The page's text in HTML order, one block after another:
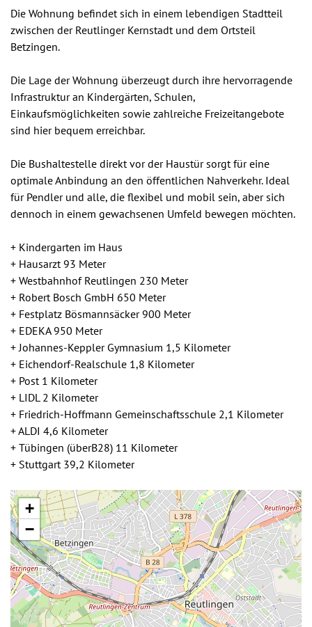
Die Wohnung befindet sich in einem lebendigen Stadtteil
zwischen der Reutlinger Kernstadt und dem Ortsteil
Betzingen.
Die Lage der Wohnung überzeugt durch ihre hervorragende
Infrastruktur an Kindergärten, Schulen,
Einkaufsmöglichkeiten sowie zahlreiche Freizeitangebote
sind hier bequem erreichbar.
Die Bushaltestelle direkt vor der Haustür sorgt für eine
optimale Anbindung an den öffentlichen Nahverkehr. Ideal
für Pendler und alle, die flexibel und mobil sein, aber sich
dennoch in einem gewachsenen Umfeld bewegen möchten.
+ Kindergarten im Haus
+ Hausarzt 93 Meter
+ Westbahnhof Reutlingen 230 Meter
+ Robert Bosch GmbH 650 Meter
+ Festplatz Bösmannsäcker 900 Meter
+ EDEKA 950 Meter
+ Johannes-Keppler Gymnasium 1,5 Kilometer
+ Eichendorf-Realschule 1,8 Kilometer
+ Post 1 Kilometer
+ LIDL 2 Kilometer
+ Friedrich-Hoffmann Gemeinschaftsschule 2,1 Kilometer
+ ALDI 4,6 Kilometer
+ Tübingen (überB28) 11 Kilometer
+ Stuttgart 39,2 Kilometer
+
−